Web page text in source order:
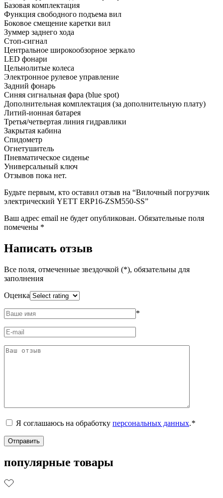
Базовая комплектация
Функция свободного подъема вил
Боковое смещение каретки вил
Зуммер заднего хода
Стоп-сигнал
Центральное широкообзорное зеркало
LED фонари
Цельнолитые колеса
Электронное рулевое управление
Задний фонарь
Синяя сигнальная фара (blue spot)
Дополнительная комплектация (за дополнительную плату)
Литий-ионная батарея
Третья/четвертая линия гидравлики
Закрытая кабина
Спидометр
Огнетушитель
Пневматическое сиденье
Универсальный ключ
Отзывов пока нет.
Будьте первым, кто оставил отзыв на “Вилочный погрузчик
электрический YETT ERP16-ZSM550-SS”
Ваш адрес email не будет опубликован. Обязательные поля
помечены *
Написать отзыв
Все поля, отмеченные звездочкой (*), обязательны для
заполнения
Оценка
*
Я соглашаюсь на обработку персональных данных.*
популярные товары